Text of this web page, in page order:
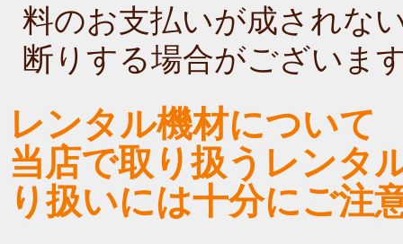
料のお支払いが成されな
断りする場合がございま
レンタル機材について
当店で取り扱うレンタ
り扱いには十分にご注